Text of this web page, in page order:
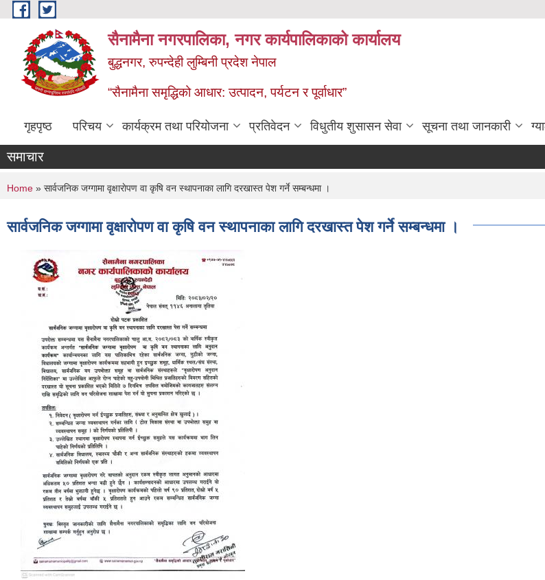
Skip to main content
सैनामैना नगरपालिका, नगर कार्यपालिकाको कार्यालय
बुद्धनगर, रुपन्देही लुम्बिनी प्रदेश नेपाल
“सैनामैना समृद्धिको आधार: उत्पादन, पर्यटन र पूर्वाधार”
गृहपृष्ठ परिचय कार्यक्रम तथा परियोजना प्रतिवेदन विधुतीय शुसासन सेवा सूचना तथा जानकारी
समाचार
You are here
Home » सार्वजनिक जग्गामा वृक्षाराेपण वा कृषि वन स्थापनाका लागि दरखास्त पेश गर्ने सम्बन्धमा ।
सार्वजनिक जग्गामा वृक्षाराेपण वा कृषि वन स्थापनाका लागि दरखास्त पेश गर्ने सम्बन्धमा ।